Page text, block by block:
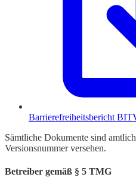
Barrierefreiheitsbericht
Sämtliche Dokumente sind
Versionsnummer versehen.
Betreiber gemäß § 5 TMG